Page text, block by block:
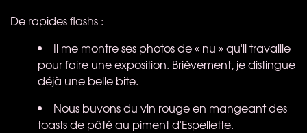
De rapides flashs :
Il me montre ses photos de « nu » qu'il travaille
pour faire une exposition. Brièvement, je distingue
déjà une belle bite.
Nous buvons du vin rouge en mangeant des
toasts de pâté au piment d'Espellette.